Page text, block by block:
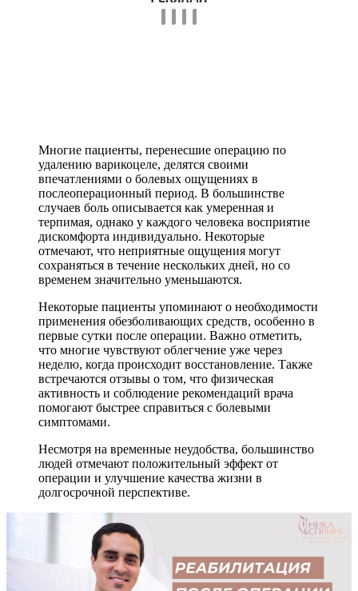
Многие пациенты, перенесшие операцию по
удалению варикоцеле, делятся своими
впечатлениями о болевых ощущениях в
послеоперационный период. В большинстве
случаев боль описывается как умеренная и
терпимая, однако у каждого человека восприятие
дискомфорта индивидуально. Некоторые
отмечают, что неприятные ощущения могут
сохраняться в течение нескольких дней, но со
временем значительно уменьшаются.
Некоторые пациенты упоминают о необходимости
применения обезболивающих средств, особенно в
первые сутки после операции. Важно отметить,
что многие чувствуют облегчение уже через
неделю, когда происходит восстановление. Также
встречаются отзывы о том, что физическая
активность и соблюдение рекомендаций врача
помогают быстрее справиться с болевыми
симптомами.
Несмотря на временные неудобства, большинство
людей отмечают положительный эффект от
операции и улучшение качества жизни в
долгосрочной перспективе.